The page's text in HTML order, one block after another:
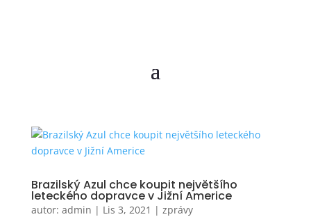
Brazilský Azul chce koupit největšího
leteckého dopravce v Jižní Americe
autor: admin | Lis 3, 2021 | zprávy